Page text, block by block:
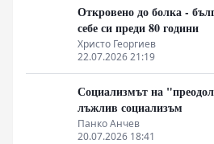
Откровено до болка -
себе си преди 80 години
Христо Георгиев
22.07.2026 21:19
Социализмът на
лъжлив социализъм
Панко Анчев
20.07.2026 18:41